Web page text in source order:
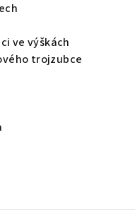
ve výškách
trojzubce